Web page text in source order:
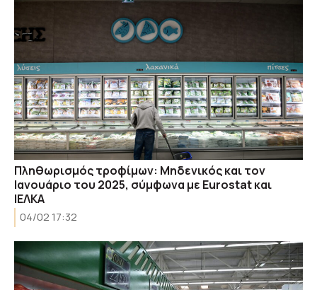
Πληθωρισμός τροφίμων: Μηδενικός και τον
Ιανουάριο του 2025, σύμφωνα με Eurostat και
ΙΕΛΚΑ
04/02 17:32